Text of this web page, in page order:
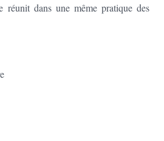
réunit dans une même pratique des